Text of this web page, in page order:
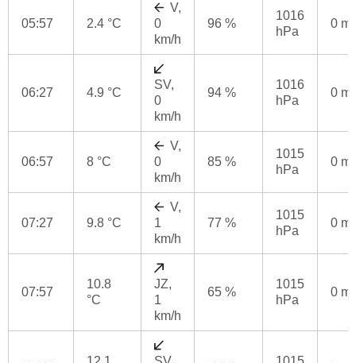
05:57 2.4 °C
V,
0
km/h
96 %
1016
hPa
0
06:27 4.9 °C
SV,
0
km/h
94 %
1016
hPa
0
06:57 8 °C
V,
0
km/h
85 %
1015
hPa
0
07:27 9.8 °C
V,
1
km/h
77 %
1015
hPa
0
07:57
10.8
°C
JZ,
1
km/h
65 %
1015
hPa
0